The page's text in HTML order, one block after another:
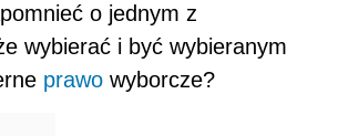
o jednym z
wybierać i być wybieranym
prawo wyborcze?